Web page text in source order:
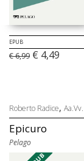
EPUB
€ 6,99 € 4,49
Roberto Radice, Aa.Vv.
Epicuro
Pelago